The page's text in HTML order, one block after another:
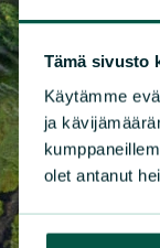
Tämä sivusto
Käytämme
ja
olet antanut